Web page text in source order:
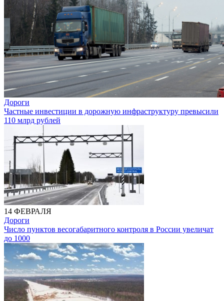
Дороги
Частные инвестиции в дорожную инфраструктуру превысили
110 млрд рублей
14 ФЕВРАЛЯ
Дороги
Число пунктов весогабаритного контроля в России увеличат
до 1000